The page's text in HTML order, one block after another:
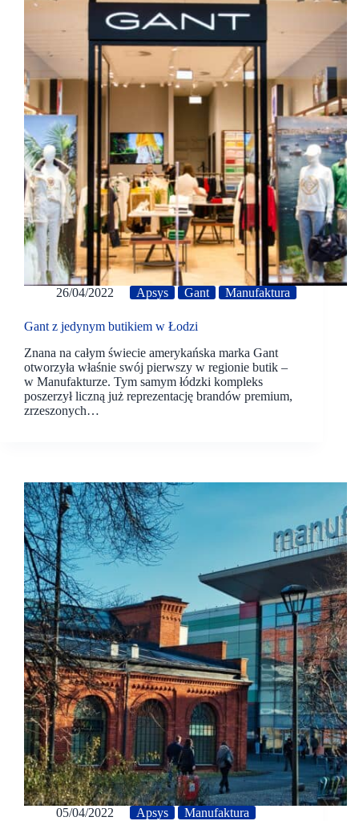
26/04/2022 Apsys Gant Manufaktura
Gant z jedynym butikiem w Łodzi
Znana na całym świecie amerykańska marka Gant
otworzyła właśnie swój pierwszy w regionie butik –
w Manufakturze. Tym samym łódzki kompleks
poszerzył liczną już reprezentację brandów premium,
zrzeszonych…
05/04/2022 Apsys Manufaktura